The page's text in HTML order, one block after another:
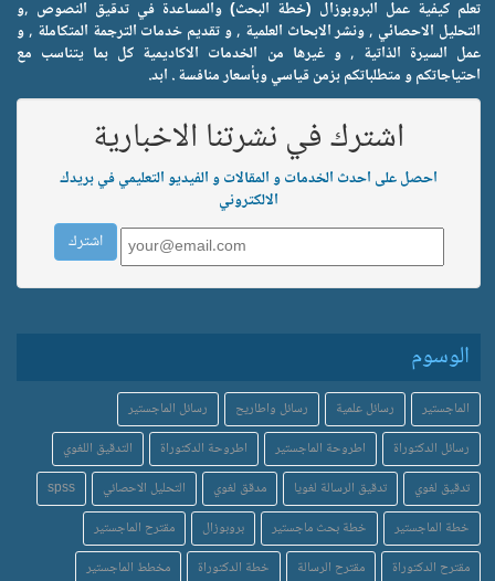
تعلم كيفية عمل البروبوزال (خطة البحث) والمساعدة في تدقيق النصوص ,و
التحليل الاحصائي , ونشر الابحاث العلمية , و تقديم خدمات الترجمة المتكاملة , و
عمل السيرة الذاتية , و غيرها من الخدمات الاكاديمية كل بما يتناسب مع
احتياجاتكم و متطلباتكم بزمن قياسي وبأسعار منافسة . ابد.
اشترك في نشرتنا الاخبارية
احصل على احدث الخدمات و المقالات و الفيديو التعليمي في بريدك
الالكتروني
الوسوم
الماجستير رسائل علمية رسائل واطاريح
رسائل الماجستير
رسائل الدكتوراة
اطروحة الماجستير اطروحة الدكتوراة
التدقيق اللغوي
تدقيق لغوي
تدقيق الرسالة لغويا مدقق لغوي التحليل الاحصائي
spss
خطة الماجستير
خطة بحث ماجستير بروبوزال
مقترح الماجستير
مقترح الدكتوراة
مقترح الرسالة خطة الدكتوراة مخطط الماجستير